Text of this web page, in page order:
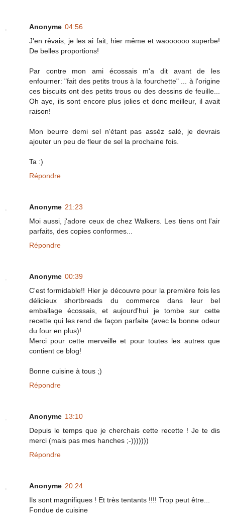
Anonyme 04:56
J'en rêvais, je les ai fait, hier même et waoooooo superbe!
De belles proportions!
Par contre mon ami écossais m'a dit avant de les
enfourner: "fait des petits trous à la fourchette" ... à l'origine
ces biscuits ont des petits trous ou des dessins de feuille...
Oh aye, ils sont encore plus jolies et donc meilleur, il avait
raison!
Mon beurre demi sel n'étant pas asséz salé, je devrais
ajouter un peu de fleur de sel la prochaine fois.
Ta :)
Répondre
Anonyme 21:23
Moi aussi, j'adore ceux de chez Walkers. Les tiens ont l'air
parfaits, des copies conformes...
Répondre
Anonyme 00:39
C'est formidable!! Hier je découvre pour la première fois les
délicieux shortbreads du commerce dans leur bel
emballage écossais, et aujourd'hui je tombe sur cette
recette qui les rend de façon parfaite (avec la bonne odeur
du four en plus)!
Merci pour cette merveille et pour toutes les autres que
contient ce blog!
Bonne cuisine à tous ;)
Répondre
Anonyme 13:10
Depuis le temps que je cherchais cette recette ! Je te dis
merci (mais pas mes hanches ;-)))))))
Répondre
Anonyme 20:24
Ils sont magnifiques ! Et très tentants !!!! Trop peut être...
Fondue de cuisine